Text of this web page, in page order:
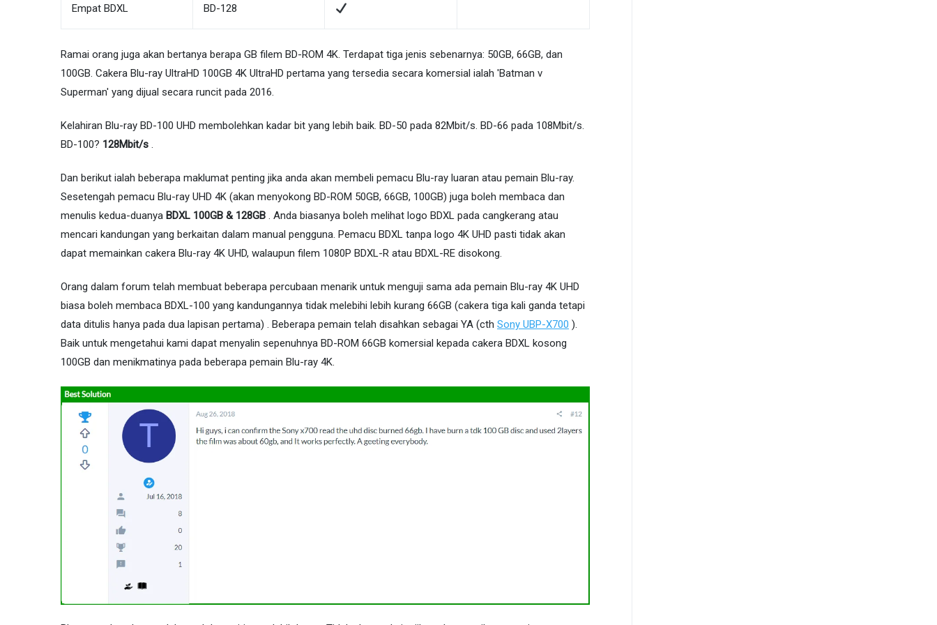
Empat BDXL BD-128
Ramai orang juga akan bertanya berapa GB filem BD-ROM 4K. Terdapat tiga jenis sebenarnya: 50GB, 66GB, dan
100GB. Cakera Blu-ray UltraHD 100GB 4K UltraHD pertama yang tersedia secara komersial ialah 'Batman v
Superman' yang dijual secara runcit pada 2016.
Kelahiran Blu-ray BD-100 UHD membolehkan kadar bit yang lebih baik. BD-50 pada 82Mbit/s. BD-66 pada 108Mbit/s.
BD-100? 128Mbit/s .
Dan berikut ialah beberapa maklumat penting jika anda akan membeli pemacu Blu-ray luaran atau pemain Blu-ray.
Sesetengah pemacu Blu-ray UHD 4K (akan menyokong BD-ROM 50GB, 66GB, 100GB) juga boleh membaca dan
menulis kedua-duanya BDXL 100GB & 128GB . Anda biasanya boleh melihat logo BDXL pada cangkerang atau
mencari kandungan yang berkaitan dalam manual pengguna. Pemacu BDXL tanpa logo 4K UHD pasti tidak akan
dapat memainkan cakera Blu-ray 4K UHD, walaupun filem 1080P BDXL-R atau BDXL-RE disokong.
Orang dalam forum telah membuat beberapa percubaan menarik untuk menguji sama ada pemain Blu-ray 4K UHD
biasa boleh membaca BDXL-100 yang kandungannya tidak melebihi lebih kurang 66GB (cakera tiga kali ganda tetapi
data ditulis hanya pada dua lapisan pertama) . Beberapa pemain telah disahkan sebagai YA (cth Sony UBP-X700 ).
Baik untuk mengetahui kami dapat menyalin sepenuhnya BD-ROM 66GB komersial kepada cakera BDXL kosong
100GB dan menikmatinya pada beberapa pemain Blu-ray 4K.